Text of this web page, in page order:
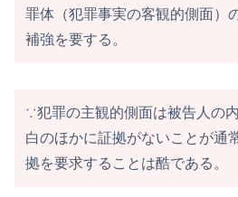
罪体（犯罪事実の客観的側面）
補強を要する。
∵犯罪の主観的側面は被告人の
白のほかに証拠がないことが通
拠を要求することは酷である。